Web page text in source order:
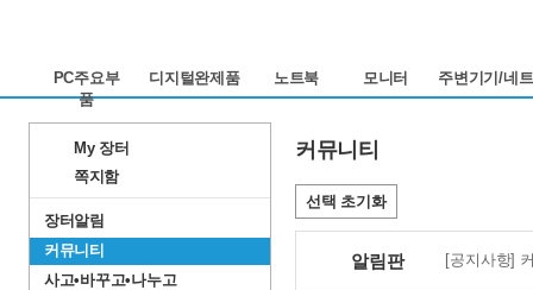
PC주요부
품
디지털완제품 노트북 모니터 주변기기/네
My 장터
쪽지함
장터알림
커뮤니티
사고•바꾸고•나누고
커뮤니티
선택 초기화
알림판 [공지사항]